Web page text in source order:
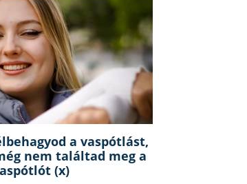
a vaspótlást,
nem találtad meg a
(x)